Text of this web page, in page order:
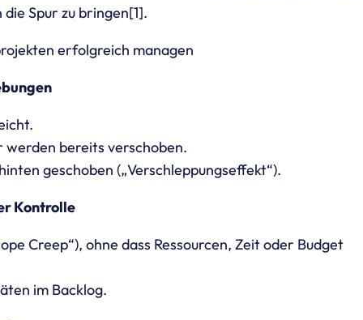
Spur zu bringen[1].
erfolgreich managen
bereits verschoben.
geschoben („Verschleppungseffekt“).
Kontrolle
Creep“), ohne dass Ressourcen, Zeit oder Budget
im Backlog.